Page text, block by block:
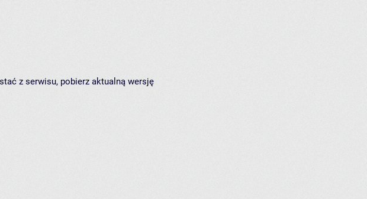
z serwisu, pobierz aktualną wersję